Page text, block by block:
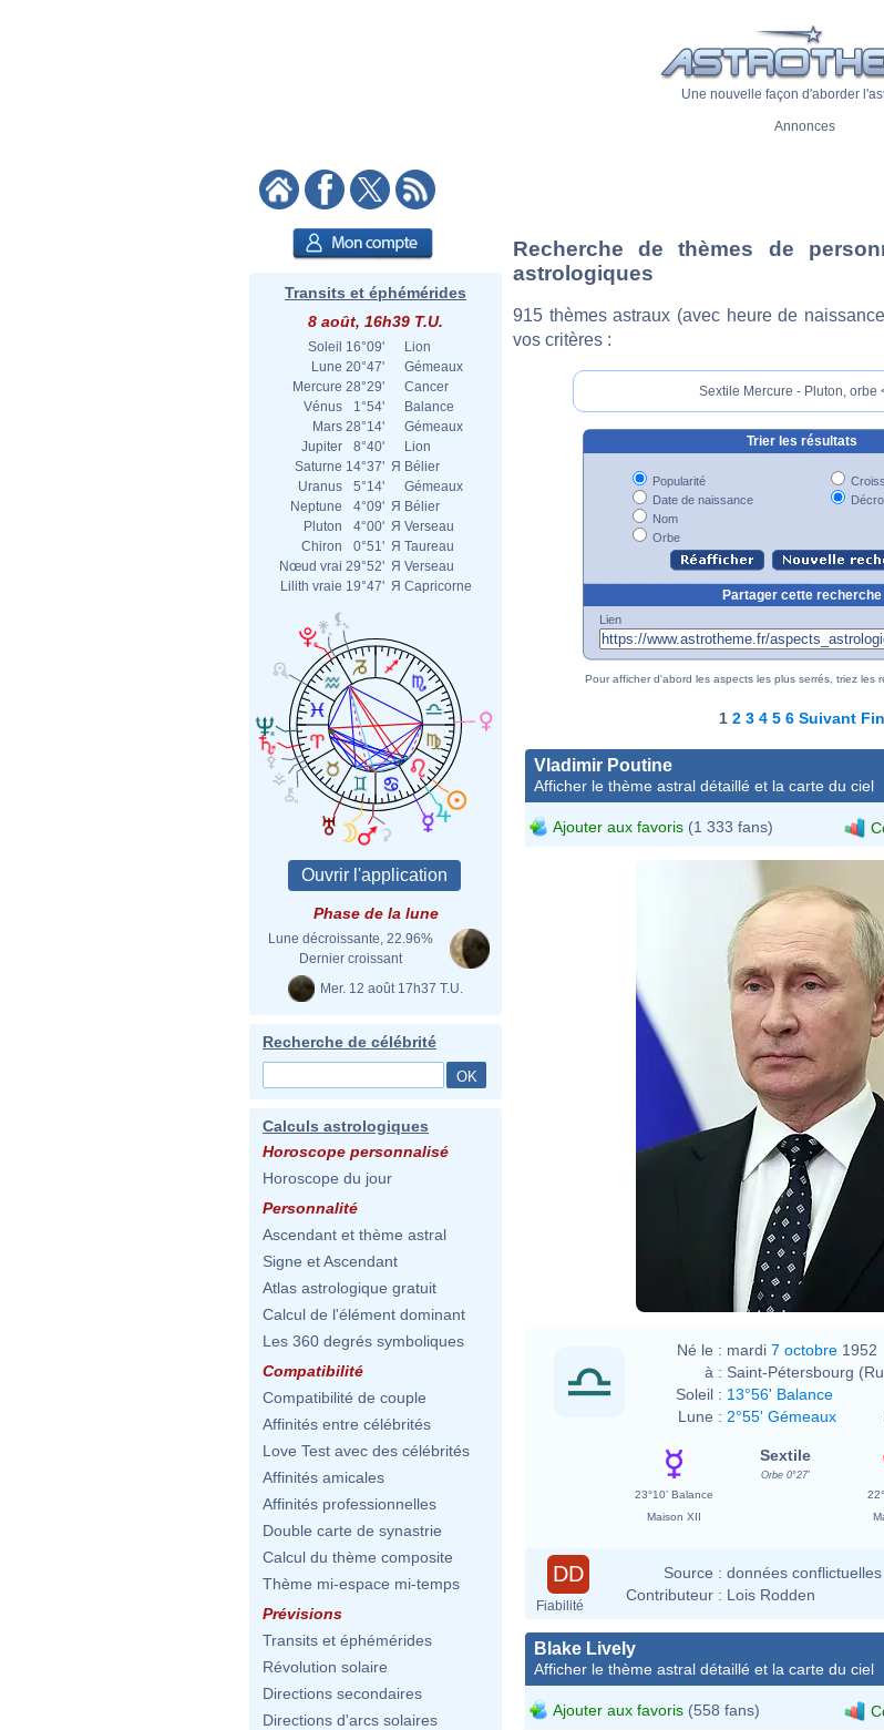
Une nouvelle façon d'aborder
Annonces
Transits et éphémérides
8 août, 16h39 T.U.
Soleil 16°09'
Lion
Lune 20°47'
Gémeaux
Mercure 28°29'
Cancer
Vénus
1°54'
Balance
Mars 28°14'
Gémeaux
Jupiter
8°40'
Lion
Saturne 14°37' Я Bélier
Uranus
5°14'
Gémeaux
Neptune
4°09' Я Bélier
Pluton
4°00' Я Verseau
Chiron
0°51' Я Taureau
Nœud vrai 29°52' Я Verseau
Lilith vraie 19°47' Я Capricorne
Phase de la lune
Lune décroissante, 22.96%
Dernier croissant
Mer. 12 août 17h37 T.U.
Recherche de célébrité
Calculs astrologiques
Horoscope personnalisé
Horoscope du jour
Personnalité
Ascendant et thème astral
Signe et Ascendant
Atlas astrologique gratuit
Calcul de l'élément dominant
Les 360 degrés symboliques
Compatibilité
Compatibilité de couple
Affinités entre célébrités
Love Test avec des célébrités
Affinités amicales
Affinités professionnelles
Double carte de synastrie
Calcul du thème composite
Thème mi-espace mi-temps
Prévisions
Transits et éphémérides
Révolution solaire
Directions secondaires
Directions d'arcs solaires
Recherche de thèmes de
astrologiques
915 thèmes astraux (avec heure de
vos critères :
Sextile Mercure - Pluton, orbe
Trier les résultats
Popularité
Date de naissance
Nom
Orbe
Partager cette recherche
Lien
Pour afficher d'abord les aspects les plus serrés, triez les
1 2 3 4 5 6 Suivant Fin
Vladimir Poutine
Afficher le thème astral détaillé et la carte du ciel
Ajouter aux favoris (1 333 fans)
Né le : mardi 7 octobre 1952
à : Saint-Pétersbourg
Soleil : 13°56' Balance
Lune : 2°55' Gémeaux
Sextile
Orbe 0°27'
23°10' Balance
Maison XII
DD
Fiabilité
Source : données conflictuelles
Contributeur : Lois Rodden
Blake Lively
Afficher le thème astral détaillé et la carte du ciel
Ajouter aux favoris (558 fans)